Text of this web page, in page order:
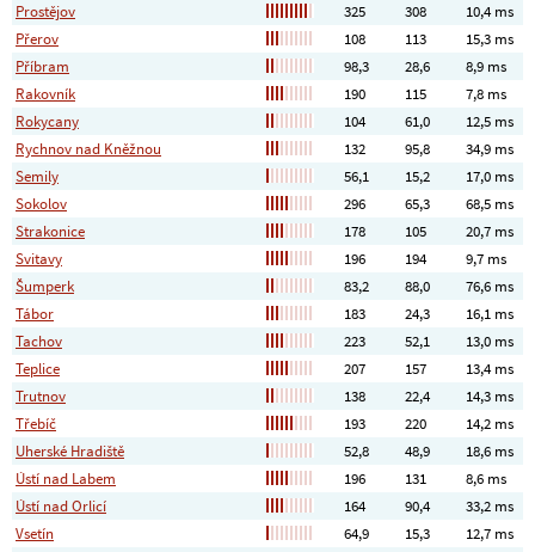
Prostějov
325 308
10,4 ms
Přerov
108 113
15,3 ms
Příbram
98,3 28,6
8,9 ms
Rakovník
190 115
7,8 ms
Rokycany
104 61,0
12,5 ms
Rychnov nad Kněžnou
132 95,8
34,9 ms
Semily
56,1 15,2
17,0 ms
Sokolov
296 65,3
68,5 ms
Strakonice
178 105
20,7 ms
Svitavy
196 194
9,7 ms
Šumperk
83,2 88,0
76,6 ms
Tábor
183 24,3
16,1 ms
Tachov
223 52,1
13,0 ms
Teplice
207 157
13,4 ms
Trutnov
138 22,4
14,3 ms
Třebíč
193 220
14,2 ms
Uherské Hradiště
52,8 48,9
18,6 ms
Ústí nad Labem
196 131
8,6 ms
Ústí nad Orlicí
164 90,4
33,2 ms
Vsetín
64,9 15,3
12,7 ms